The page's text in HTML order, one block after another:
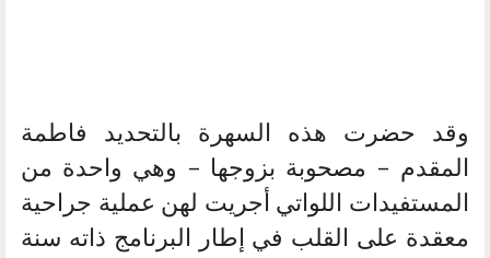
وقد حضرت هذه السهرة بالتحديد فاطمة
المقدم – مصحوبة بزوجها – وهي واحدة من
المستفيدات اللواتي أجريت لهن عملية جراحية
معقدة على القلب في إطار البرنامج ذاته سنة